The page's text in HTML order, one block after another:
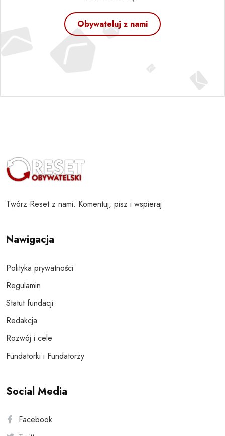
Obywateluj z nami
Twórz Reset z nami. Komentuj, pisz i wspieraj
Nawigacja
Polityka prywatności
Regulamin
Statut fundacji
Redakcja
Rozwój i cele
Fundatorki i Fundatorzy
Social Media
Facebook